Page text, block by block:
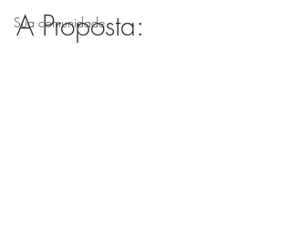
Sua comunidade
A Proposta: